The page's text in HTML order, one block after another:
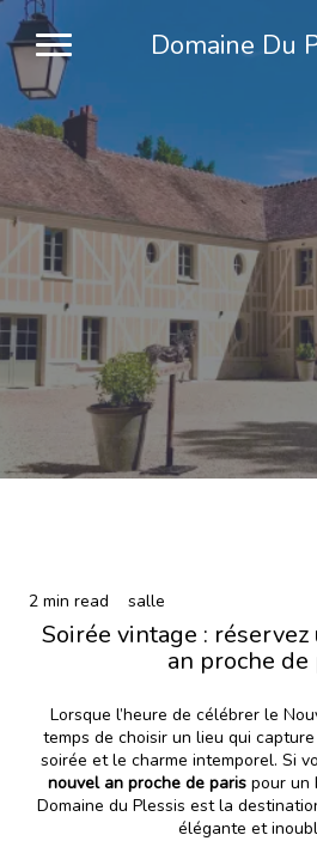
Domaine Du
2 min read salle
Soirée vintage :
an proche de
Lorsque l’heure de célébrer le
temps de choisir un lieu qui
soirée et le charme intemporel. Si
nouvel an proche de paris pour un
Domaine du Plessis est la
élégante et